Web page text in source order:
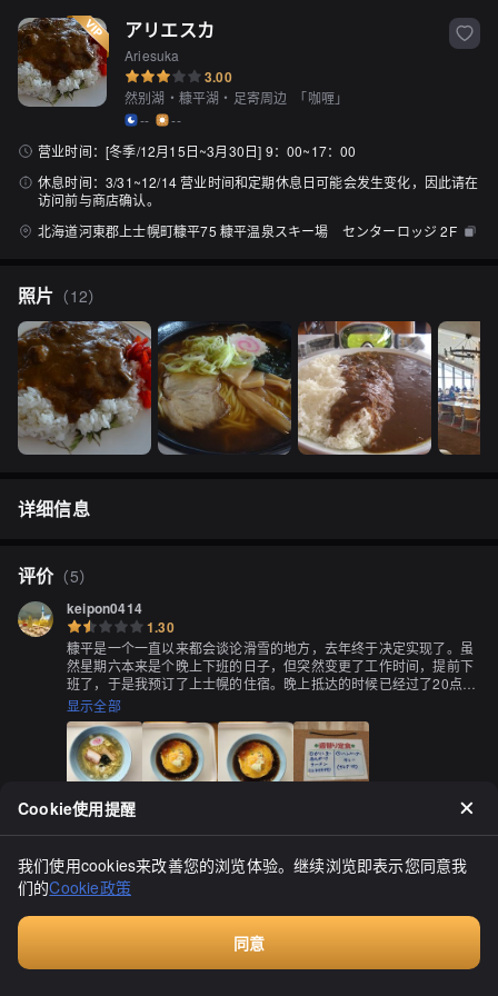
アリエスカ
Ariesuka
3.00
然别湖・糠平湖・足寄周边 「咖喱」
--
--
营业时间： [冬季/12月15日~3月30日] 9：00~17：00
休息时间： 3/31~12/14 营业时间和定期休息日可能会发生变化，因此请在
访问前与商店确认。
北海道河東郡上士幌町糠平75 糠平温泉スキー場 センターロッジ 2F
照片 （12）
详细信息
评价（5）
keipon0414
1.30
糠平是一个一直以来都会谈论滑雪的地方，去年终于决定实现了。虽
然星期六本来是个晚上下班的日子，但突然变更了工作时间，提前下
班了，于是我预订了上士幌的住宿。晚上抵达的时候已经过了20点。
我们在附近的三家餐馆喝了一杯，第二天准备去滑雪。中午在中央小
屋吃午餐，店名叫"阿里尔卡"，这个店名有点奇怪，你觉得可以吗？
其实是"阿里耶卡"！我点了盐味拉面900日元和蟹肉炖拉面1200日元
的套餐，但我拒绝了米饭。蟹肉炖拉面被称为1200日元的时候，服务
员说"来取吧"，这真的不出所料的贵。盐味拉面的面条有点厚，口感
能稍微有点咸？鱼板有点廉价的感觉，叉烧看起来比实际口感要差。
做什么，这碗拉面都不会好吃。我的目标只是填饱肚子，鱼板呢？他
们是否理解"鱼板"的含义呢？鱼板压根就没有，我还在寻找，虽然肯
定不会找到。将这称为"鱼板"是相当糟糕的。我感到了一些胡椒的味
道，通常不加胡椒，但它自动加上了，这是拯救的一点。蟹蛋很硬，
这可能是提高价格的原因。虽然我不敢写价格，怕被删除，但汤像是
加了市售调味料一样，有点让人费解，总之，这碗面1200日元。价格
和品质都让我感到困扰的拉面。也许有人会说"在滑雪场抱怨什么"，
显示全部
2.00
我觉得这家餐厅像是典型的旧式餐厅。价格较高，但味道一般。与芽
Cookie使用提醒
我们使用cookies来改善您的浏览体验。继续浏览即表示您同意我
们的Cookie政策
同意